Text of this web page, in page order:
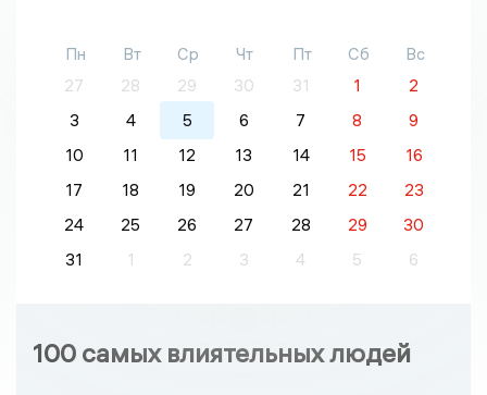
Пн Вт Ср Чт Пт Сб
Вс
27
28 29 30 31 1
2
3
4 5 6 7 8
9
10
11 12 13 14 15
16
17
18 19 20 21 22
23
24
25 26 27 28 29
30
31
1 2 3 4 5 6
100 самых влиятельных людей